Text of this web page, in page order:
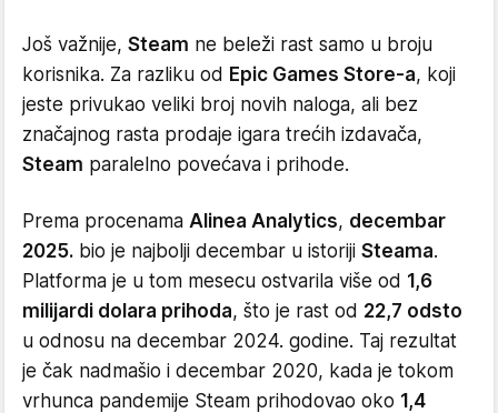
Još važnije, Steam ne beleži rast samo u broju
korisnika. Za razliku od Epic Games Store-a, koji
jeste privukao veliki broj novih naloga, ali bez
značajnog rasta prodaje igara trećih izdavača,
Steam paralelno povećava i prihode.
Prema procenama Alinea Analytics, decembar
2025. bio je najbolji decembar u istoriji Steama.
Platforma je u tom mesecu ostvarila više od 1,6
milijardi dolara prihoda, što je rast od 22,7 odsto
u odnosu na decembar 2024. godine. Taj rezultat
je čak nadmašio i decembar 2020, kada je tokom
vrhunca pandemije Steam prihodovao oko 1,4